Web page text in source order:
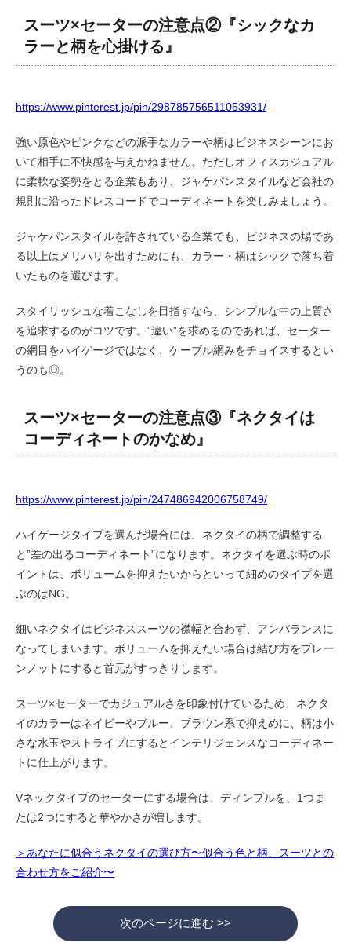
スーツ×セーターの注意点②『シックなカ
ラーと柄を心掛ける』
https://www.pinterest.jp/pin/298785756511053931/
強い原色やピンクなどの派手なカラーや柄はビジネスシーンにお
いて相手に不快感を与えかねません。ただしオフィスカジュアル
に柔軟な姿勢をとる企業もあり、ジャケパンスタイルなど会社の
規則に沿ったドレスコードでコーディネートを楽しみましょう。
ジャケパンスタイルを許されている企業でも、ビジネスの場であ
る以上はメリハリを出すためにも、カラー・柄はシックで落ち着
いたものを選びます。
スタイリッシュな着こなしを目指すなら、シンプルな中の上質さ
を追求するのがコツです。”違い”を求めるのであれば、セーター
の網目をハイゲージではなく、ケーブル網みをチョイスするとい
うのも◎。
スーツ×セーターの注意点③『ネクタイは
コーディネートのかなめ』
https://www.pinterest.jp/pin/247486942006758749/
ハイゲージタイプを選んだ場合には、ネクタイの柄で調整する
と”差の出るコーディネート”になります。ネクタイを選ぶ時のポ
イントは、ボリュームを抑えたいからといって細めのタイプを選
ぶのはNG。
細いネクタイはビジネススーツの襟幅と合わず、アンバランスに
なってしまいます。ボリュームを抑えたい場合は結び方をプレー
ンノットにすると首元がすっきりします。
スーツ×セーターでカジュアルさを印象付けているため、ネクタ
イのカラーはネイビーやブルー、ブラウン系で抑えめに、柄は小
さな水玉やストライプにするとインテリジェンスなコーディネー
トに仕上がります。
Vネックタイプのセーターにする場合は、ディンプルを、1つま
たは2つにすると華やかさが増します。
＞あなたに似合うネクタイの選び方〜似合う色と柄、スーツとの
合わせ方をご紹介〜
次のページに進む >>